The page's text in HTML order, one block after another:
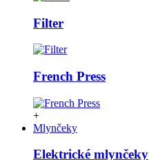
Filter
French Press
+
Mlynčeky
Elektrické mlynčeky